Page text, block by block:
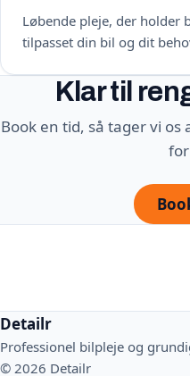
Løbende pleje, der holder
tilpasset din bil og dit
Klar til
Book en tid, så tager vi
Detailr
Professionel bilpleje og
© 2026 Detailr